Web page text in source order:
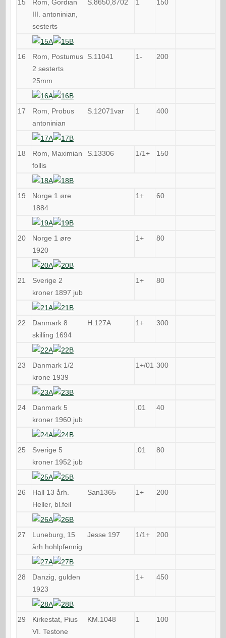
15
Rom, Gordian
III. antoninian,
sesterts
S.8650,8702 1 150
16
Rom, Postumus
2 sesterts
25mm
S.11041 1- 200
17
Rom, Probus
antoninian
S.12071var 1 400
18
Rom, Maximian
follis
S.13306 1/1+ 150
19
Norge 1 øre
1884
1+ 60
20
Norge 1 øre
1920
1+ 80
21
Sverige 2
kroner 1897 jub
1+ 80
22
Danmark 8
skilling 1694
H.127A 1+ 300
23
Danmark 1/2
krone 1939
1+/01 300
24
Danmark 5
kroner 1960 jub
.01 40
25
Sverige 5
kroner 1952 jub
.01 80
26
Hall 13 årh.
Heller, bl.feil
San1365 1+ 200
27
Luneburg, 15
årh hohlpfennig
Jesse 197 1/1+ 200
28
Danzig, gulden
1923
1+ 450
29
Kirkestat, Pius
VI. Testone
KM.1048 1 100